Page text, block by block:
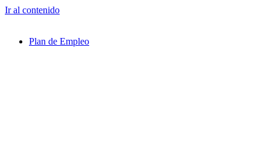
Ir al contenido
Plan de Empleo